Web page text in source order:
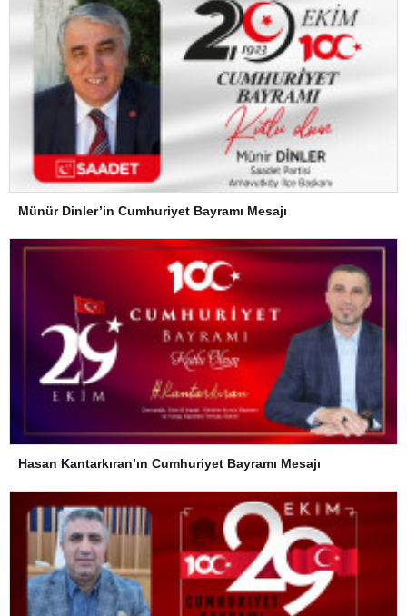
Münür Dinler’in Cumhuriyet Bayramı Mesajı
Hasan Kantarkıran’ın Cumhuriyet Bayramı Mesajı